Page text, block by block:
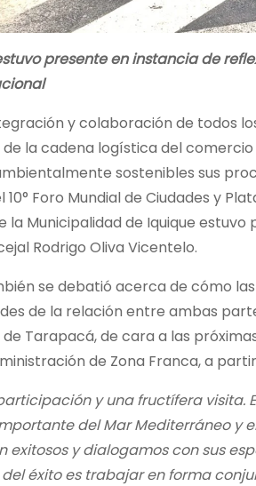
presente en instancia de
y colaboración de todos
la cadena logística del
sostenibles sus
Foro Mundial de Ciudades y
la Municipalidad de Iquique
Rodrigo Oliva Vicentelo.
se debatió acerca de cómo
de la relación entre ambas
Tarapacá, de cara a las
de Zona Franca, a
y una fructífera visita.
del Mar Mediterráneo y
exitosos y dialogamos con sus
éxito es trabajar en forma